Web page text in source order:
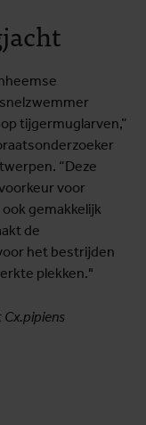
tijgermuglarven,”
“Deze
voor
gemakkelijk
de
het bestrijden
plekken."